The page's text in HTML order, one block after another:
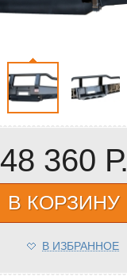
48 360 Р.
В КОРЗИНУ
В ИЗБРАННОЕ